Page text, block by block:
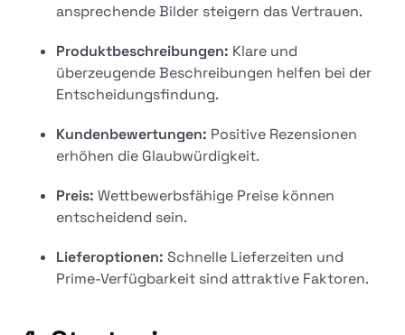
ansprechende Bilder steigern das Vertrauen.
Produktbeschreibungen: Klare und
überzeugende Beschreibungen helfen bei der
Entscheidungsfindung.
Kundenbewertungen: Positive Rezensionen
erhöhen die Glaubwürdigkeit.
Preis: Wettbewerbsfähige Preise können
entscheidend sein.
Lieferoptionen: Schnelle Lieferzeiten und
Prime-Verfügbarkeit sind attraktive Faktoren.